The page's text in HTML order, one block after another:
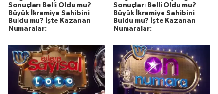
Sonuçları Belli Oldu mu?
Büyük İkramiye Sahibini
Buldu mu? İşte Kazanan
Numaralar:
Sonuçları Belli Oldu mu?
Büyük İkramiye Sahibini
Buldu mu? İşte Kazanan
Numaralar: